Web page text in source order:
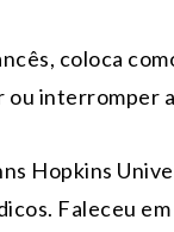
coloca
interromper
Hopkins
Faleceu